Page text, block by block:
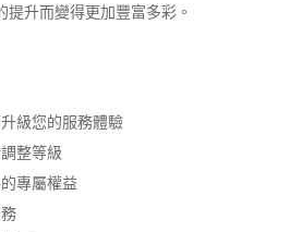
升而變得更加豐富多彩。
級您的服務體驗
整等級
專屬權益